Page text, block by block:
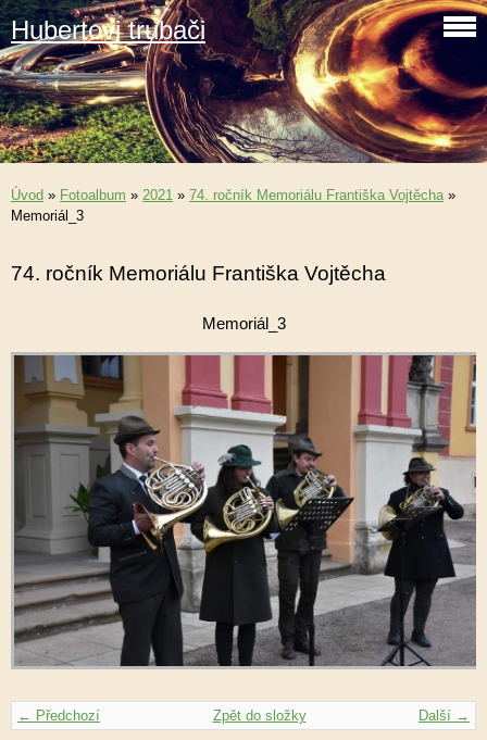
Hubertovi trubači
Úvod » Fotoalbum » 2021 » 74. ročník Memoriálu Františka Vojtěcha»
Memoriál_3
74. ročník Memoriálu Františka Vojtěcha
Memoriál_3
← Předchozí Další →
Zpět do složky